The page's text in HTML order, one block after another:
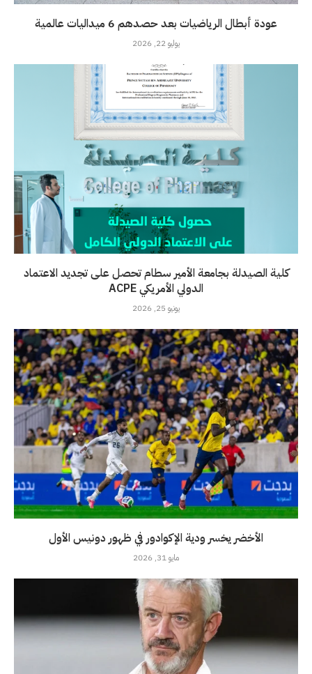
عودة أبطال الرياضيات بعد حصدهم 6 ميداليات عالمية
يوليو 22, 2026
كلية الصيدلة بجامعة الأمير سطام تحصل على تجديد الاعتماد
الدولي الأمريكي ACPE
يونيو 25, 2026
الأخضر يخسر ودية الإكوادور في ظهور دونيس الأول
مايو 31, 2026